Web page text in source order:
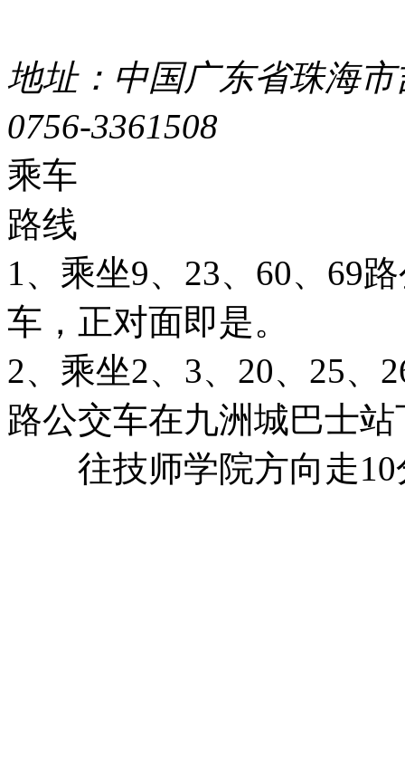
地址：中国广东省珠海
0756-3361508
乘车
路线
1、乘坐9、23、60、69
车，正对面即是。
2、乘坐2、3、20、25、
路公交车在九洲城巴士站
往技师学院方向走10